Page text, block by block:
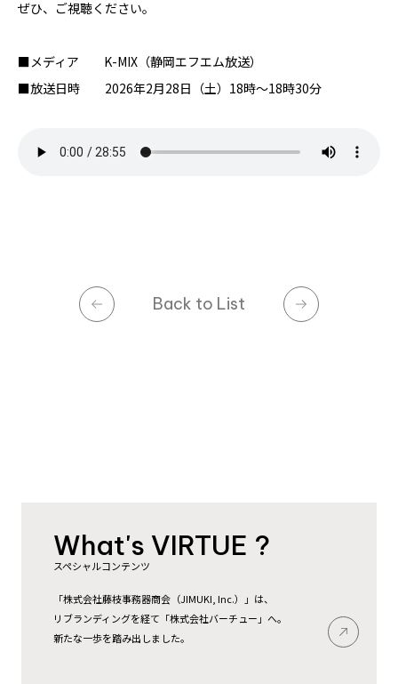
システムデザイン
COMPANY
会社概要
What's VIRTUE ?
満たされる文具と空間。
CONTACT
お問い合わせ
ぜひ、ご視聴ください。
■メディア K-MIX（静岡エフエム放送）
■放送日時 2026年2月28日（土）18時～18時30分
Back to List
What's VIRTUE ?
スペシャルコンテンツ
「株式会社藤枝事務器商会（JIMUKI, Inc.）」は、
リブランディングを経て「株式会社バーチュー」へ。
新たな一歩を踏み出しました。